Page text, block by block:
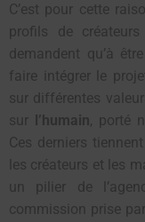
C’est pour cette
profils de
demandent qu’à
faire intégrer le
sur différentes
sur
l’humain, porté
Ces derniers
les créateurs et les
un pilier de
commission prise